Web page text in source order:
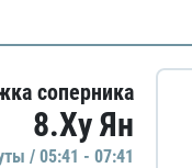
соперника
8.Ху Ян
/ 05:41 - 07:41